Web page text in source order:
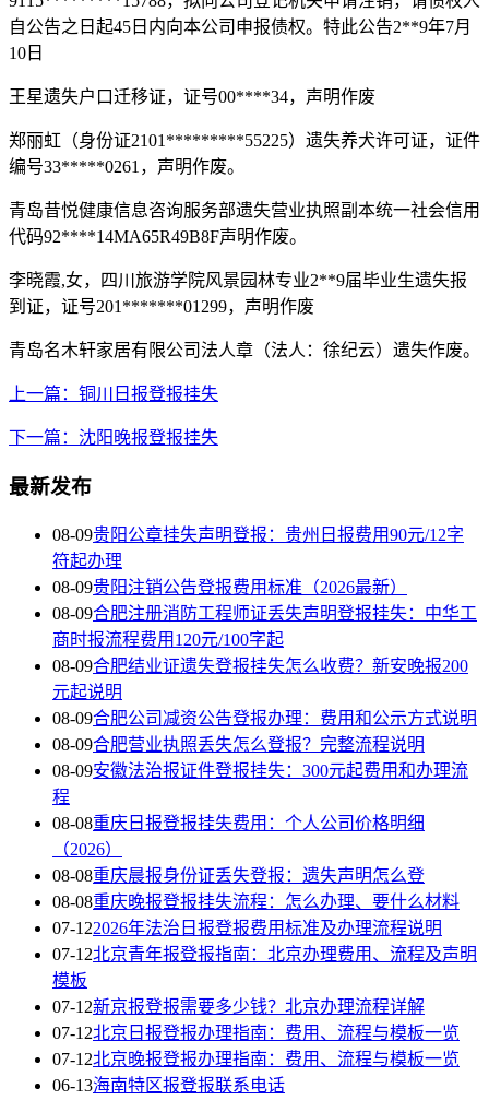
自公告之日起45日内向本公司申报债权。特此公告2**9年7月
10日
王星遗失户口迁移证，证号00****34，声明作废
郑丽虹（身份证2101*********55225）遗失养犬许可证，证件
编号33*****0261，声明作废。
青岛昔悦健康信息咨询服务部遗失营业执照副本统一社会信用
代码92****14MA65R49B8F声明作废。
李晓霞,女，四川旅游学院风景园林专业2**9届毕业生遗失报
到证，证号201*******01299，声明作废
青岛名木轩家居有限公司法人章（法人：徐纪云）遗失作废。
上一篇：铜川日报登报挂失
下一篇：沈阳晚报登报挂失
最新发布
08-09贵阳公章挂失声明登报：贵州日报费用90元/12字
符起办理
08-09贵阳注销公告登报费用标准（2026最新）
08-09合肥注册消防工程师证丢失声明登报挂失：中华工
商时报流程费用120元/100字起
08-09合肥结业证遗失登报挂失怎么收费？新安晚报200
元起说明
08-09合肥公司减资公告登报办理：费用和公示方式说明
08-09合肥营业执照丢失怎么登报？完整流程说明
08-09安徽法治报证件登报挂失：300元起费用和办理流
程
08-08重庆日报登报挂失费用：个人公司价格明细
（2026）
08-08重庆晨报身份证丢失登报：遗失声明怎么登
08-08重庆晚报登报挂失流程：怎么办理、要什么材料
07-122026年法治日报登报费用标准及办理流程说明
07-12北京青年报登报指南：北京办理费用、流程及声明
模板
07-12新京报登报需要多少钱？北京办理流程详解
07-12北京日报登报办理指南：费用、流程与模板一览
07-12北京晚报登报办理指南：费用、流程与模板一览
06-13海南特区报登报联系电话